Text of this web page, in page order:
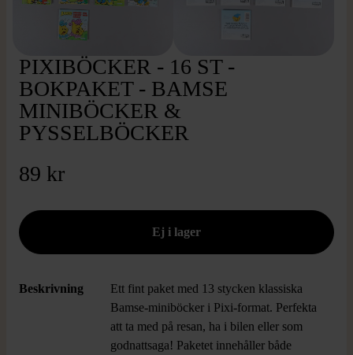
PIXIBÖCKER - 16 ST -
BOKPAKET - BAMSE
MINIBÖCKER &
PYSSELBÖCKER
89 kr
Beskrivning
Ett fint paket med 13 stycken klassiska
Bamse-miniböcker i Pixi-format. Perfekta
att ta med på resan, ha i bilen eller som
godnattsaga! Paketet innehåller både